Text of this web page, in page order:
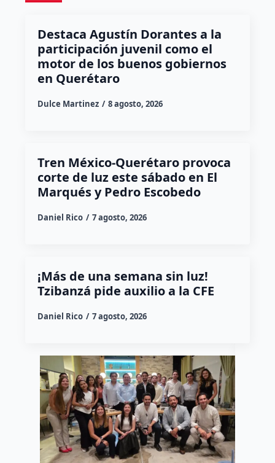
Destaca Agustín Dorantes a la
participación juvenil como el
motor de los buenos gobiernos
en Querétaro
Dulce Martinez 8 agosto, 2026
Tren México-Querétaro provoca
corte de luz este sábado en El
Marqués y Pedro Escobedo
Daniel Rico 7 agosto, 2026
¡Más de una semana sin luz!
Tzibanzá pide auxilio a la CFE
Daniel Rico 7 agosto, 2026